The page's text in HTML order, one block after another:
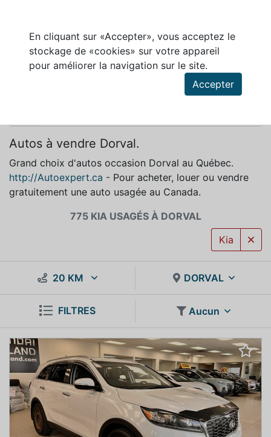
En cliquant sur «Accepter», vous acceptez le
stockage de «cookies» sur votre appareil
pour améliorer la navigation sur le site.
Accepter
KIA À VENDRE À DORVAL
Autos à vendre Dorval.
Grand choix d'autos occasion Dorval au Québec.
http://Autoexpert.ca - Pour acheter, louer ou vendre
gratuitement une auto usagée au Canada.
775 KIA USAGÉS À DORVAL
Kia
20 KM DORVAL
FILTRES Aucun